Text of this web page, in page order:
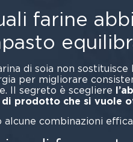
farine
di soia non
per migliorare
Il segreto è scegliere
prodotto che si vuole
alcune combinazioni